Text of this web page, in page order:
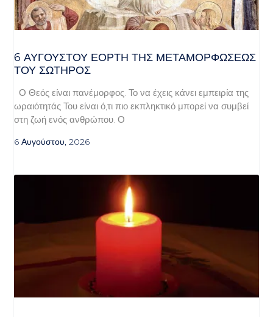
6 ΑΥΓΟΥΣΤΟΥ ΕΟΡΤΗ ΤΗΣ ΜΕΤΑΜΟΡΦΩΣΕΩΣ
ΤΟΥ ΣΩΤΗΡΟΣ
Ο Θεός είναι πανέμορφος. Το να έχεις κάνει εμπειρία της
ωραιότητάς Του είναι ό,τι πιο εκπληκτικό μπορεί να συμβεί
στη ζωή ενός ανθρώπου. Ο
6 Αυγούστου, 2026